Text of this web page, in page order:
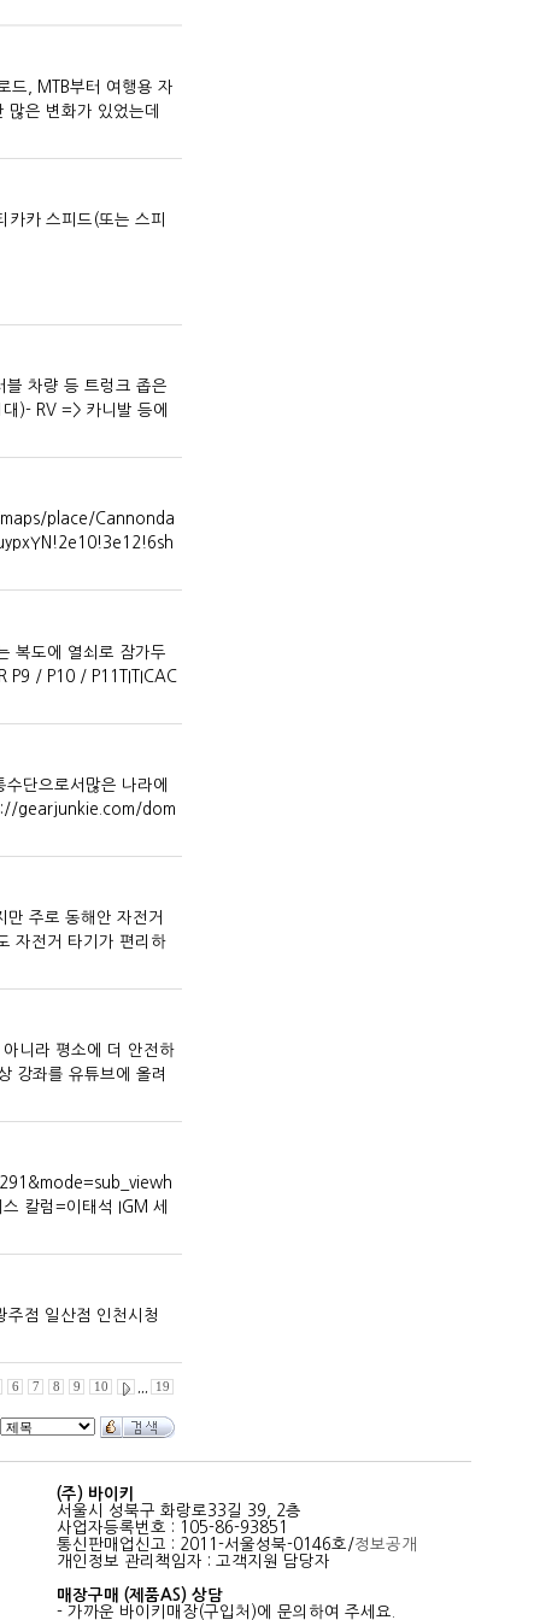
드, MTB부터 여행용 자
은 변화가 있었는데
카 스피드(또는 스피
블 차량 등 트렁크 좁은
)- RV => 카니발 등에
place/Cannonda
복도에 열쇠로 잠가두
P9 / P10 / P11TITICAC
단으로서많은 나라에
gearjunkie.com/dom
주로 동해안 자전거
자전거 타기가 편리하
니라 평소에 더 안전하
강좌를 유튜브에 올려
칼럼=이태석 IGM 세
점 일산점 인천시청
6 7 8 9 10 19
(주) 바이키
서울시 성북구 화랑로33길 39, 2층
사업자등록번호 : 105-86-93851
통신판매업신고 : 2011-서울성북-0146호/정보공개
개인정보 관리책임자 : 고객지원 담당자
매장구매 (제품AS) 상담
- 가까운 바이키매장(구입처)에 문의하여 주세요.